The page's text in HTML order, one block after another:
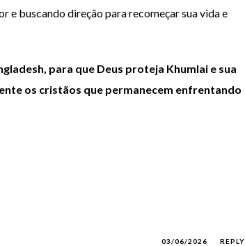
e buscando direção para recomeçar sua vida e
para que Deus proteja Khumlai e sua
os cristãos que permanecem enfrentando
03/06/2026 REPLY